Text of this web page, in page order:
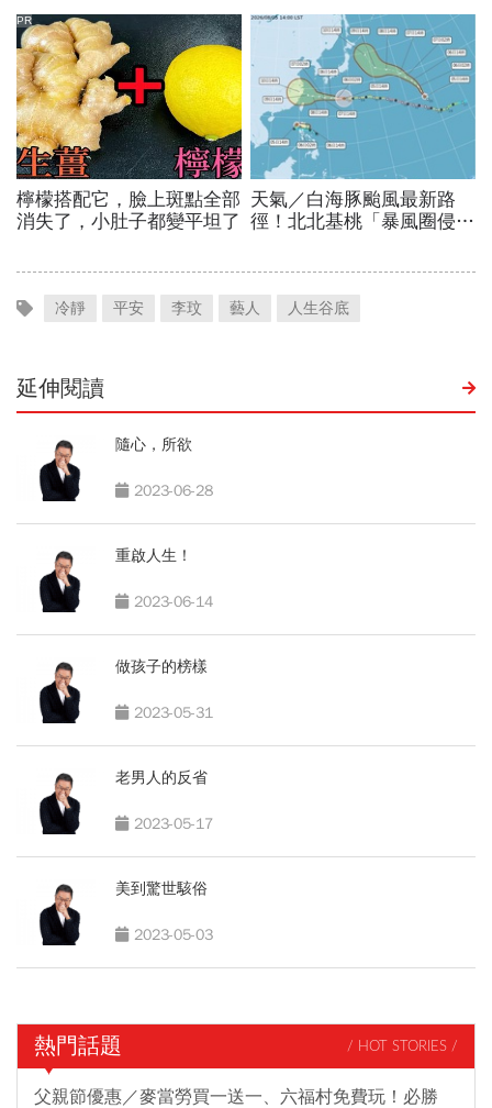
冷靜 平安 李玟 藝人 人生谷底
延伸閱讀
隨心，所欲
2023-06-28
重啟人生！
2023-06-14
做孩子的榜樣
2023-05-31
老男人的反省
2023-05-17
美到驚世駭俗
2023-05-03
熱門話題 / HOT STORIES /
父親節優惠／麥當勞買一送一、六福村免費玩！必勝